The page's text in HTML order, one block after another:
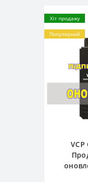
Хіт продажу
Популярний
VCP